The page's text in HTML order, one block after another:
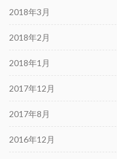
2018年3月
2018年2月
2018年1月
2017年12月
2017年8月
2016年12月